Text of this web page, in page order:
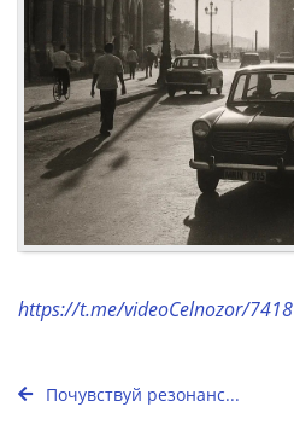
https://t.me/videoCelnozor/7418
Почувствуй резонанс...